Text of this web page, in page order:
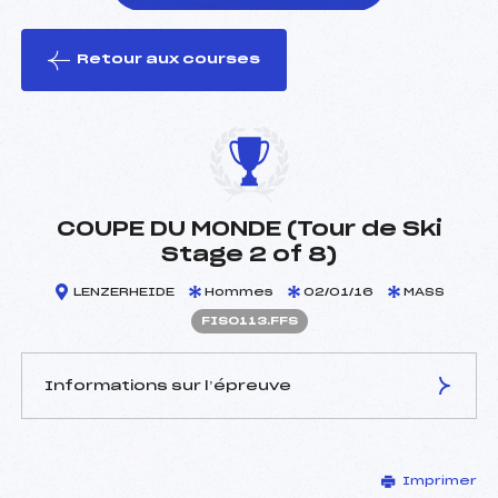
le ski
Retour aux courses
COUPE DU MONDE (Tour de Ski
Stage 2 of 8)
LENZERHEIDE Hommes 02/01/16 MASS
FIS0113.FFS
Informations sur l’épreuve
–
Imprimer